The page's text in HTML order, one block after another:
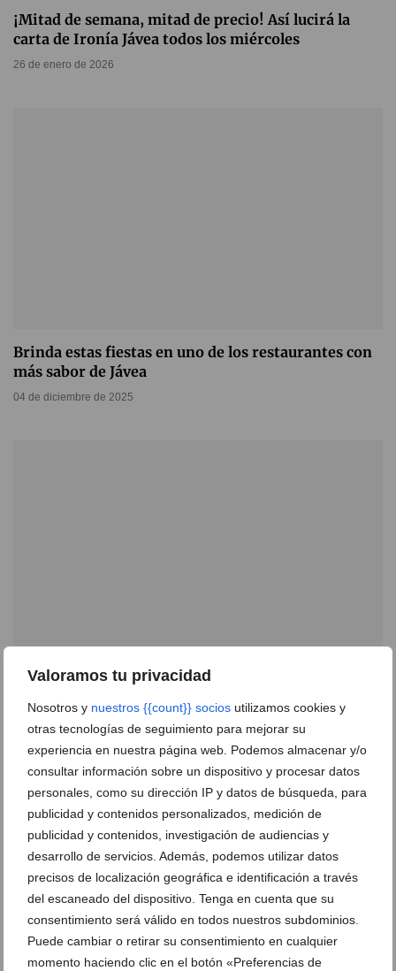
Valoramos tu privacidad
Nosotros y nuestros {{count}} socios utilizamos cookies y
otras tecnologías de seguimiento para mejorar su
experiencia en nuestra página web. Podemos almacenar y/o
consultar información sobre un dispositivo y procesar datos
personales, como su dirección IP y datos de búsqueda, para
publicidad y contenidos personalizados, medición de
publicidad y contenidos, investigación de audiencias y
desarrollo de servicios. Además, podemos utilizar datos
precisos de localización geográfica e identificación a través
del escaneado del dispositivo. Tenga en cuenta que su
consentimiento será válido en todos nuestros subdominios.
Puede cambiar o retirar su consentimiento en cualquier
momento haciendo clic en el botón «Preferencias de
¡Mitad de semana, mitad de precio! Así lucirá la
carta de Ironía Jávea todos los miércoles
26 de enero de 2026
Brinda estas fiestas en uno de los restaurantes con
más sabor de Jávea
04 de diciembre de 2025
Tradición mediterránea y sabor auténtico en el
corazón del casco antiguo de Jávea
02 de diciembre de 2025